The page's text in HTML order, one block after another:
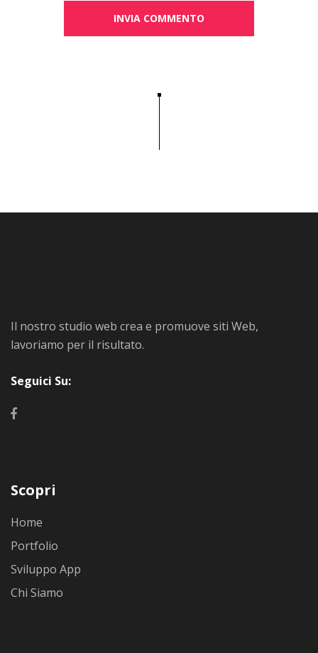
Il nostro studio web crea e promuove siti Web,
lavoriamo per il risultato.
Seguici Su:
Scopri
Home
Portfolio
Sviluppo App
Chi Siamo